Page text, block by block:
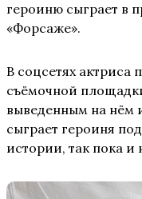
героиню сыграет в
«Форсаже».
В соцсетях
съёмочной
выведенным на нём
сыграет героиня
истории, так пока и